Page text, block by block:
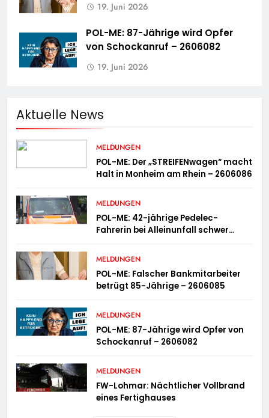
19. Juni 2026
POL-ME: 87-Jährige wird Opfer
von Schockanruf – 2606082
19. Juni 2026
Aktuelle News
MELDUNGEN
POL-ME: Der „STREIFENwagen“ macht
Halt in Monheim am Rhein – 2606086
MELDUNGEN
POL-ME: 42-jährige Pedelec-
Fahrerin bei Alleinunfall schwer
MELDUNGEN
POL-ME: Falscher Bankmitarbeiter
betrügt 85-Jährige – 2606085
MELDUNGEN
POL-ME: 87-Jährige wird Opfer von
Schockanruf – 2606082
MELDUNGEN
FW-Lohmar: Nächtlicher Vollbrand
eines Fertighauses